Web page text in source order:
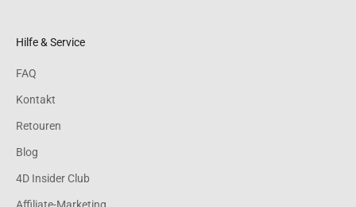
Hilfe & Service
FAQ
Kontakt
Retouren
Blog
4D Insider Club